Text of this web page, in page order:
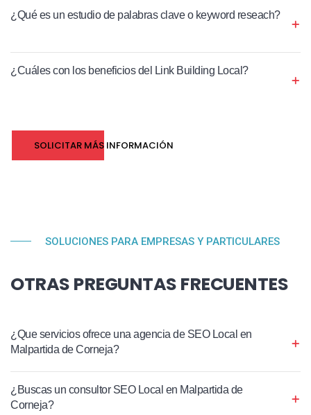
¿Qué es un estudio de palabras clave o keyword reseach?
¿Cuáles con los beneficios del Link Building Local?
SOLICITAR MÁS INFORMACIÓN
SOLUCIONES PARA EMPRESAS Y PARTICULARES
OTRAS PREGUNTAS FRECUENTES
¿Que servicios ofrece una agencia de SEO Local en
Malpartida de Corneja?
¿Buscas un consultor SEO Local en Malpartida de
Corneja?